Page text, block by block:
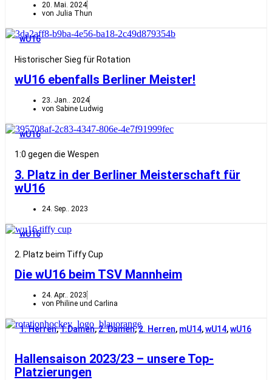
20. Mai. 2024
von Julia Thun
wU16
Historischer Sieg für Rotation
wU16 ebenfalls Berliner Meister!
23. Jan.. 2024
von Sabine Ludwig
wU16
1:0 gegen die Wespen
3. Platz in der Berliner Meisterschaft für
wU16
24. Sep.. 2023
wU16
2. Platz beim Tiffy Cup
Die wU16 beim TSV Mannheim
24. Apr.. 2023
von Philine und Carlina
1. Herren,1.Damen,2. Damen,2. Herren, mU14,wU14,wU16
Hallensaison 2023/23 – unsere Top-
Platzierungen